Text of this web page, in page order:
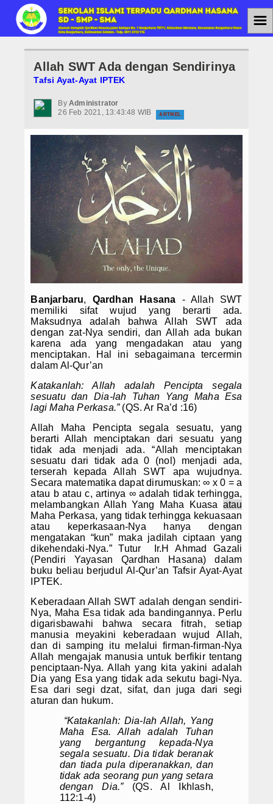
Home
Jenjang Pendidikan
SMAIT
SDIT
Berita
Agenda
PPDB
PPDB SMAIT
PPDB SMPIT
PPDB SDIT
Foto & Video
Album Foto
Koleksi Video
Hubungi Kami
Struktur Yayasan
Sejarah Yayasan
Index Berita
Artikel
☰
Allah SWT Ada dengan Sendirinya
Tafsi Ayat-Ayat IPTEK
By Administrator
26 Feb 2021, 13:43:48 WIB
ARTIKEL
Banjarbaru, Qardhan Hasana - Allah SWT
memiliki sifat wujud yang berarti ada.
Maksudnya adalah bahwa Allah SWT ada
dengan zat-Nya sendiri, dan Allah ada bukan
karena ada yang mengadakan atau yang
menciptakan. Hal ini sebagaimana tercermin
dalam Al-Qur’an
Katakanlah: Allah adalah Pencipta segala
sesuatu dan Dia-lah Tuhan Yang Maha Esa
lagi Maha Perkasa.”(QS. Ar Ra’d :16)
Allah Maha Pencipta segala sesuatu, yang
berarti Allah menciptakan dari sesuatu yang
tidak ada menjadi ada. “Allah menciptakan
sesuatu dari tidak ada 0 (nol) menjadi ada,
terserah kepada Allah SWT apa wujudnya.
Secara matematika dapat dirumuskan: ∞ x 0 = a
atau b atau c, artinya ∞ adalah tidak terhingga,
melambangkan Allah Yang Maha Kuasa atau
Maha Perkasa, yang tidak terhingga kekuasaan
atau keperkasaan-Nya hanya dengan
mengatakan “kun” maka jadilah ciptaan yang
dikehendaki-Nya.” Tutur Ir.H Ahmad Gazali
(Pendiri Yayasan Qardhan Hasana) dalam
buku beliau berjudul Al-Qur’an Tafsir Ayat-Ayat
IPTEK.
Keberadaan Allah SWT adalah dengan sendiri-
Nya, Maha Esa tidak ada bandingannya. Perlu
digarisbawahi bahwa secara fitrah, setiap
manusia meyakini keberadaan wujud Allah,
dan di samping itu melalui firman-firman-Nya
Allah mengajak manusia untuk berfikir tentang
penciptaan-Nya. Allah yang kita yakini adalah
Dia yang Esa yang tidak ada sekutu bagi-Nya.
Esa dari segi dzat, sifat, dan juga dari segi
aturan dan hukum.
“Katakanlah: Dia-lah Allah, Yang
Maha Esa. Allah adalah Tuhan
yang bergantung kepada-Nya
segala sesuatu. Dia tidak beranak
dan tiada pula diperanakkan, dan
tidak ada seorang pun yang setara
dengan Dia.”(QS. Al Ikhlash,
112:1-4)